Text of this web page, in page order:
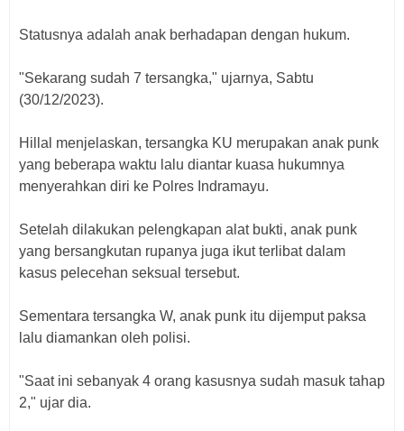
Statusnya adalah anak berhadapan dengan hukum.
"Sekarang sudah 7 tersangka," ujarnya, Sabtu
(30/12/2023).
Hillal menjelaskan, tersangka KU merupakan anak punk
yang beberapa waktu lalu diantar kuasa hukumnya
menyerahkan diri ke Polres Indramayu.
Setelah dilakukan pelengkapan alat bukti, anak punk
yang bersangkutan rupanya juga ikut terlibat dalam
kasus pelecehan seksual tersebut.
Sementara tersangka W, anak punk itu dijemput paksa
lalu diamankan oleh polisi.
"Saat ini sebanyak 4 orang kasusnya sudah masuk tahap
2," ujar dia.